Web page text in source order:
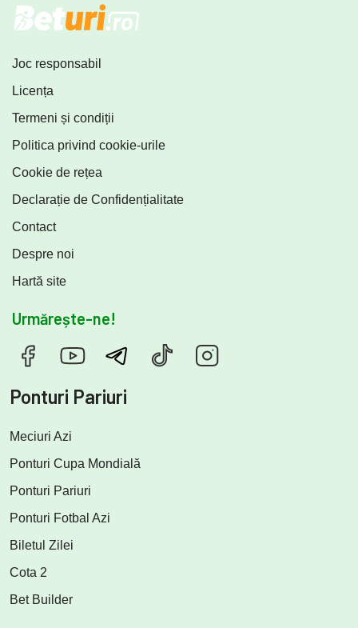
Joc responsabil
Licența
Termeni și condiții
Politica privind cookie-urile
Cookie de rețea
Declarație de Confidențialitate
Contact
Despre noi
Hartă site
Urmărește-ne!
Ponturi Pariuri
Meciuri Azi
Ponturi Cupa Mondială
Ponturi Pariuri
Ponturi Fotbal Azi
Biletul Zilei
Cota 2
Bet Builder